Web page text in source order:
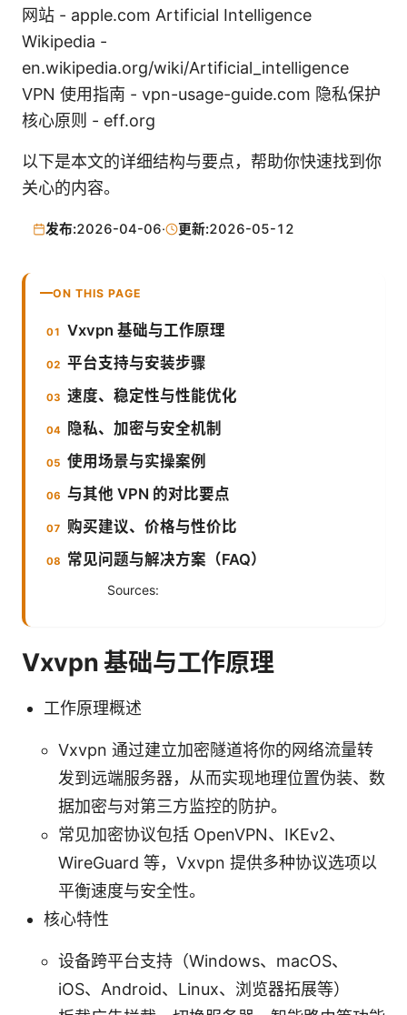
网站 - apple.com Artificial Intelligence
Wikipedia -
en.wikipedia.org/wiki/Artificial_intelligence
VPN 使用指南 - vpn-usage-guide.com 隐私保护
核心原则 - eff.org
以下是本文的详细结构与要点，帮助你快速找到你
关心的内容。
发布:2026-04-06· 更新:2026-05-12
ON THIS PAGE
Vxvpn 基础与工作原理
平台支持与安装步骤
速度、稳定性与性能优化
隐私、加密与安全机制
使用场景与实操案例
与其他 VPN 的对比要点
购买建议、价格与性价比
常见问题与解决方案（FAQ）
Sources:
Vxvpn 基础与工作原理
工作原理概述
Vxvpn 通过建立加密隧道将你的网络流量转
发到远端服务器，从而实现地理位置伪装、数
据加密与对第三方监控的防护。
常见加密协议包括 OpenVPN、IKEv2、
WireGuard 等，Vxvpn 提供多种协议选项以
平衡速度与安全性。
核心特性
设备跨平台支持（Windows、macOS、
iOS、Android、Linux、浏览器拓展等）